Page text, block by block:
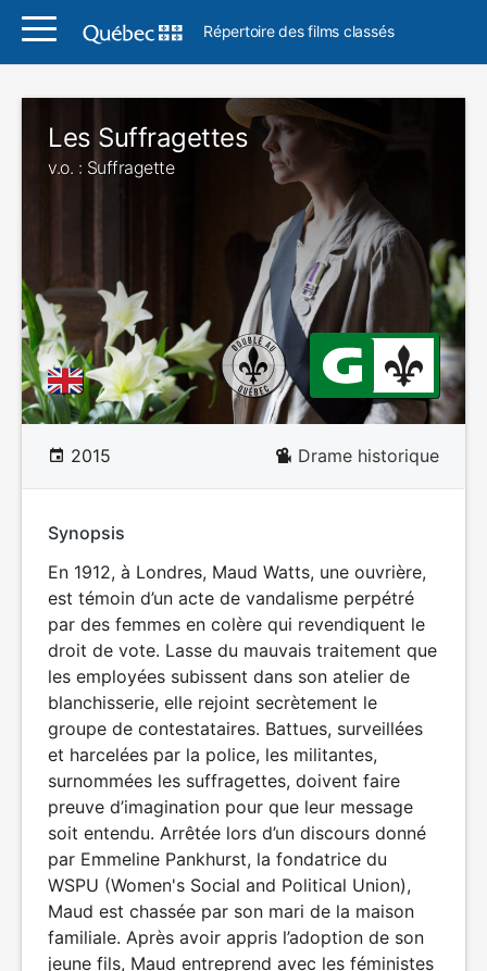
Répertoire des films classés
Les Suffragettes
v.o. : Suffragette
2015 Drame historique
Synopsis
En 1912, à Londres, Maud Watts, une ouvrière,
est témoin d’un acte de vandalisme perpétré
par des femmes en colère qui revendiquent le
droit de vote. Lasse du mauvais traitement que
les employées subissent dans son atelier de
blanchisserie, elle rejoint secrètement le
groupe de contestataires. Battues, surveillées
et harcelées par la police, les militantes,
surnommées les suffragettes, doivent faire
preuve d’imagination pour que leur message
soit entendu. Arrêtée lors d’un discours donné
par Emmeline Pankhurst, la fondatrice du
WSPU (Women's Social and Political Union),
Maud est chassée par son mari de la maison
familiale. Après avoir appris l’adoption de son
jeune fils, Maud entreprend avec les féministes